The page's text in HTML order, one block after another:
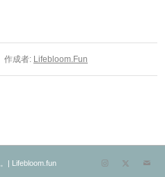
作成者: Lifebloom.fun
| Lifebloom.fun